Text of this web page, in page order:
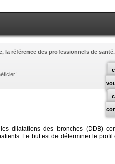
la référence des professionnels de santé.
dilatations des bronches (DDB)
Le but est de déterminer le